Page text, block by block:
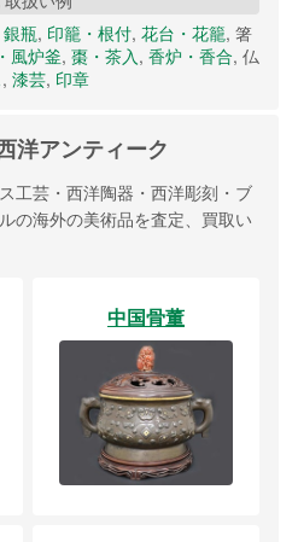
瓶, 印籠・根付, 花台・花籠, 箸
風炉釜, 棗・茶入, 香炉・香合, 仏
, 漆芸, 印章
洋アンティーク
工芸・西洋陶器・西洋彫刻・ブ
の海外の美術品を査定、買取い
中国骨董